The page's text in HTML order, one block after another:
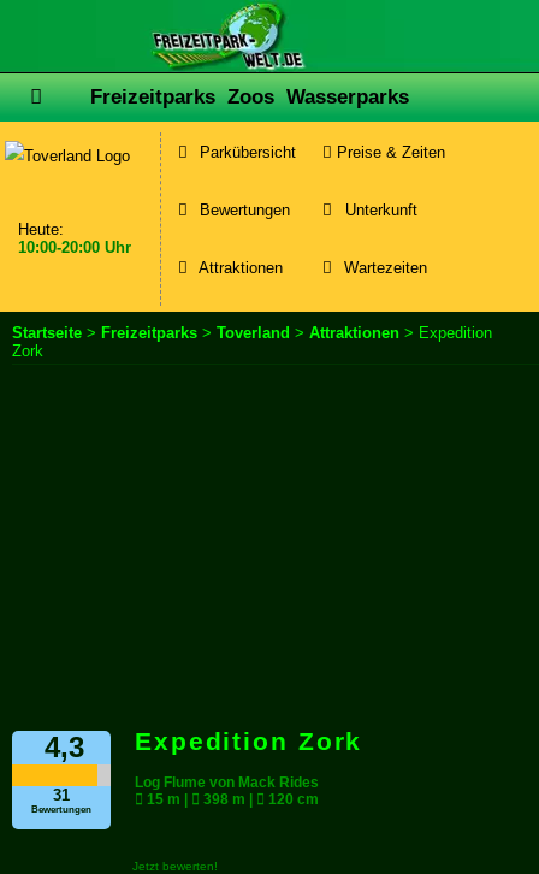
Freizeitparks Zoos Wasserparks
Heute:
10:00-20:00 Uhr
Parkübersicht Preise & Zeiten
Bewertungen Unterkunft
Attraktionen Wartezeiten
Startseite > Freizeitparks > Toverland > Attraktionen > Expedition
Zork
4,3
31
Bewertungen
Expedition Zork
Log Flume von Mack Rides
15 m |
398 m | 120 cm
Jetzt bewerten!